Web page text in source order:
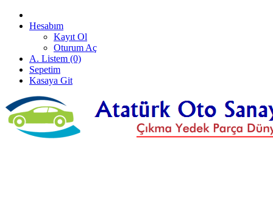
Hesabım
Kayıt Ol
Oturum Aç
A. Listem (0)
Sepetim
Kasaya Git